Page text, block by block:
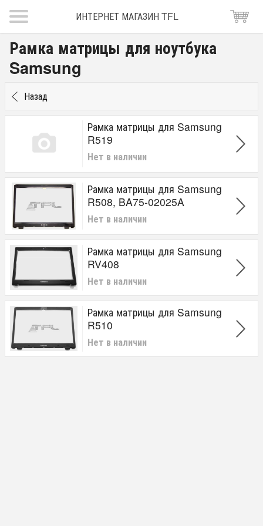
ИНТЕРНЕТ МАГАЗИН TFL
Рамка матрицы для ноутбука
Samsung
Назад
Рамка матрицы для Samsung
R519
Нет в наличии
Рамка матрицы для Samsung
R508, BA75-02025A
Нет в наличии
Рамка матрицы для Samsung
RV408
Нет в наличии
Рамка матрицы для Samsung
R510
Нет в наличии